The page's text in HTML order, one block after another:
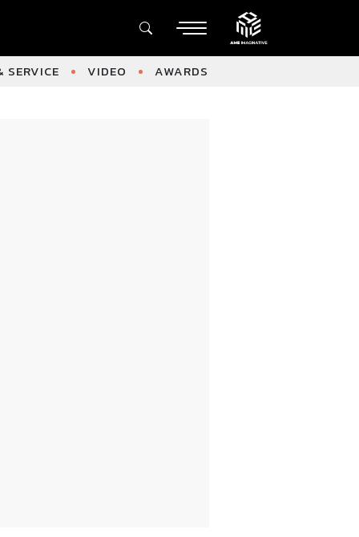
SERVICE VIDEO AWARDS